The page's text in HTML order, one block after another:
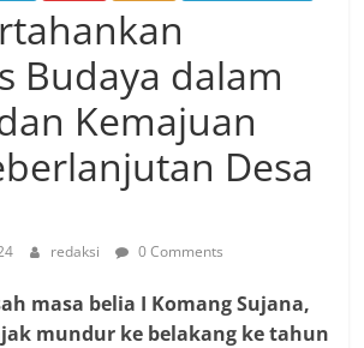
Budaya dalam
Kemajuan
Desa
redaksi 0 Comments
masa belia I Komang Sujana,
mundur ke belakang ke tahun